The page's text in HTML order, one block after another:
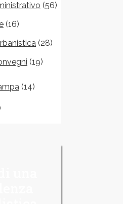
(56)
(16)
(28)
(19)
(14)